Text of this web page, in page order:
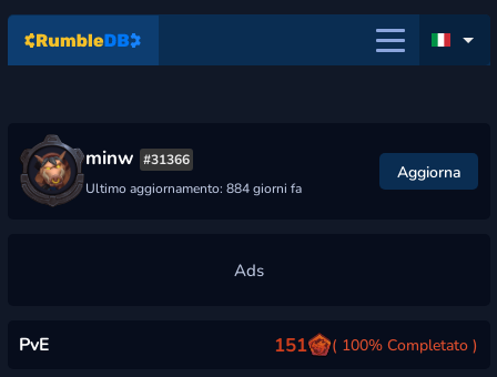
minw #31366
Ultimo aggiornamento: 884 giorni fa
Aggiorna
PvE 151 ( 100% Completato )